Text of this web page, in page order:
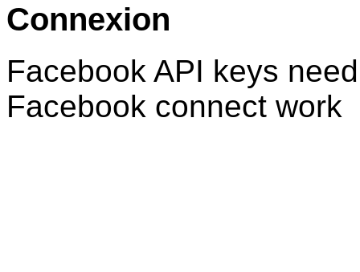
Connexion
Facebook API keys
Facebook connect work